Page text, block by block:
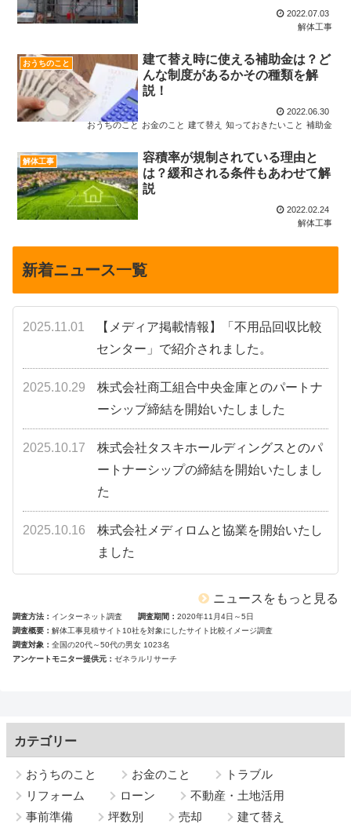
2022.07.03
解体工事
おうちのこと
建て替え時に使える補助金は？ど
んな制度があるかその種類を解
説！
2022.06.30
おうちのこと お金のこと 建て替え 知っておきたいこと 補助金
解体工事
容積率が規制されている理由と
は？緩和される条件もあわせて解
説
2022.02.24
解体工事
新着ニュース一覧
2025.11.01
【メディア掲載情報】「不用品回収比較
センター」で紹介されました。
2025.10.29
株式会社商工組合中央金庫とのパートナ
ーシップ締結を開始いたしました
2025.10.17
株式会社タスキホールディングスとのパ
ートナーシップの締結を開始いたしまし
た
2025.10.16
株式会社メディロムと協業を開始いたし
ました
ニュースをもっと見る
調査方法 インターネット調査 調査期間
2020年11月4日～5日
調査概要
解体工事見積サイト10社を対象にしたサイト比較イメージ調査
調査対象
全国の20代～50代の男女 1023名
アンケートモニター提供元
ゼネラルリサーチ
カテゴリー
おうちのこと お金のこと
トラブル
リフォーム
ローン
不動産・土地活用
事前準備
坪数別 売却
建て替え